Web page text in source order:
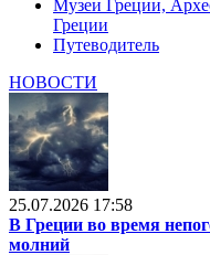
Музеи Греции,
Греции
Путеводитель
НОВОСТИ
25.07.2026 17:58
В Греции во время
молний